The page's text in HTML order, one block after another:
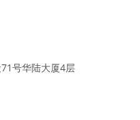
号华陆大厦4层